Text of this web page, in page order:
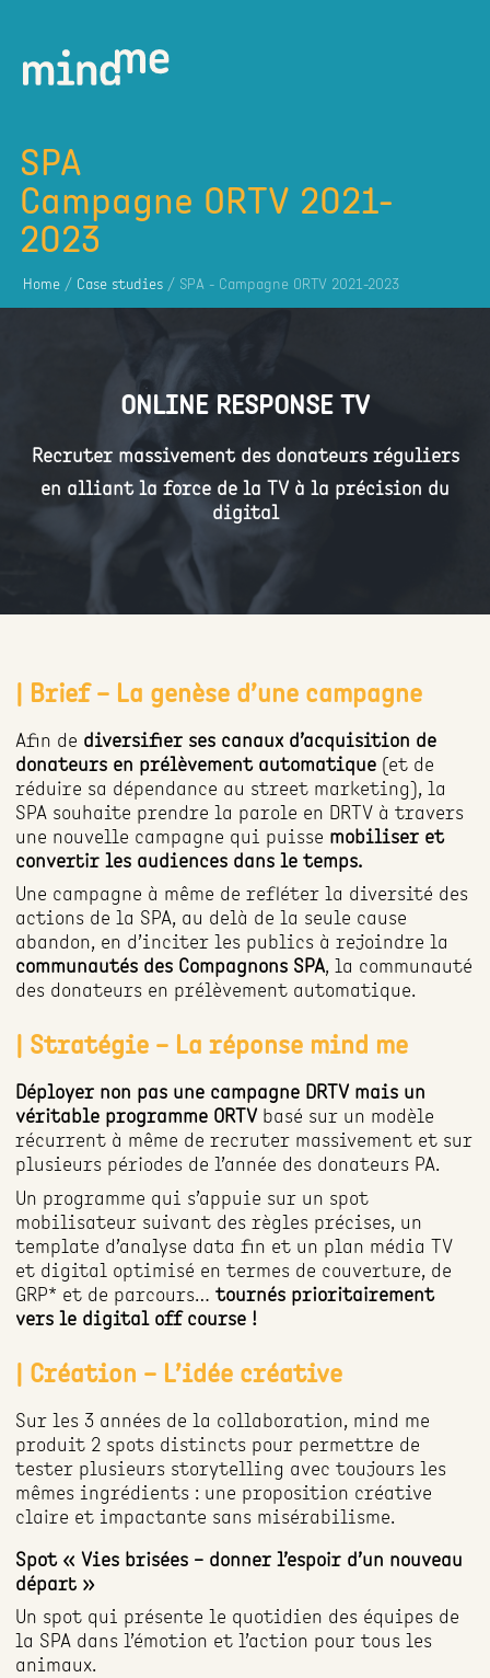
SPA
Campagne ORTV 2021-
2023
Home / Case studies / SPA - Campagne ORTV 2021-2023
ONLINE RESPONSE TV
Recruter massivement des donateurs réguliers
en alliant la force de la TV à la précision du
digital
| Brief – La genèse d’une campagne
Afin de diversifier ses canaux d’acquisition de
donateurs en prélèvement automatique (et de
réduire sa dépendance au street marketing), la
SPA souhaite prendre la parole en DRTV à travers
une nouvelle campagne qui puisse mobiliser et
convertir les audiences dans le temps.
Une campagne à même de refléter la diversité des
actions de la SPA, au delà de la seule cause
abandon, en d’inciter les publics à rejoindre la
communautés des Compagnons SPA, la communauté
des donateurs en prélèvement automatique.
| Stratégie – La réponse mind me
Déployer non pas une campagne DRTV mais un
véritable programme ORTV basé sur un modèle
récurrent à même de recruter massivement et sur
plusieurs périodes de l’année des donateurs PA.
Un programme qui s’appuie sur un spot
mobilisateur suivant des règles précises, un
template d’analyse data fin et un plan média TV
et digital optimisé en termes de couverture, de
GRP* et de parcours… tournés prioritairement
vers le digital off course !
| Création – L’idée créative
Sur les 3 années de la collaboration, mind me
produit 2 spots distincts pour permettre de
tester plusieurs storytelling avec toujours les
mêmes ingrédients : une proposition créative
claire et impactante sans misérabilisme.
Spot « Vies brisées – donner l’espoir d’un nouveau
départ »
Un spot qui présente le quotidien des équipes de
la SPA dans l’émotion et l’action pour tous les
animaux.